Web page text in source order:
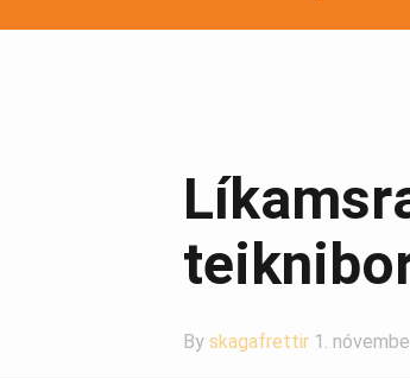
By skagafrettir 1.